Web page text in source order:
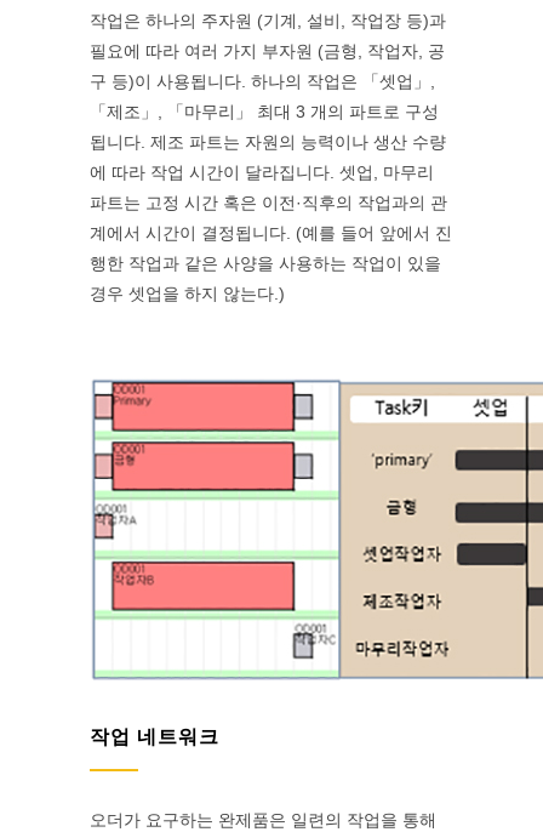
작업은 하나의 주자원 (기계, 설비, 작업장 등)과
필요에 따라 여러 가지 부자원 (금형, 작업자, 공
구 등)이 사용됩니다. 하나의 작업은 「셋업」,
「제조」, 「마무리」 최대 3 개의 파트로 구성
됩니다. 제조 파트는 자원의 능력이나 생산 수량
에 따라 작업 시간이 달라집니다. 셋업, 마무리
파트는 고정 시간 혹은 이전·직후의 작업과의 관
계에서 시간이 결정됩니다. (예를 들어 앞에서 진
행한 작업과 같은 사양을 사용하는 작업이 있을
경우 셋업을 하지 않는다.)
작업 네트워크
오더가 요구하는 완제품은 일련의 작업을 통해